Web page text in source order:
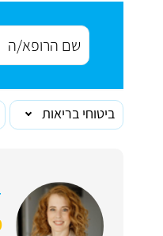
ביטוחי בריאות